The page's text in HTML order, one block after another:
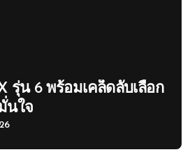
รุ่น 6 พร้อมเคล็ดลับเลือก
นใจ